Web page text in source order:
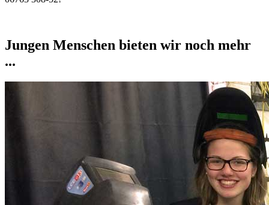
Jungen Menschen bieten wir noch mehr
...